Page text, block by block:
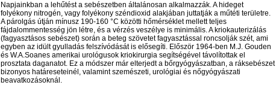
Napjainkban a lehűtést a sebészetben általánosan alkalmazzák. A hideget
folyékony nitrogén, vagy folyékony széndioxid alakjában juttatják a műtéti területre.
A párolgás útján mínusz 190-160 °C közötti hőmérséklet mellett teljes
fájdalommentesség jön létre, és a vérzés veszélye is minimális. A kriokauterizálás
(fagyasztásos sebészet) során a beteg szövetet fagyasztással roncsolják szét, ami
egyben az idült gyulladás felszívódását is elősegíti. Először 1964-ben M.J. Gouden
és W.A.Soanes amerikai urológusok kriokirurgia segítségével távolítottak el
prosztata daganatot. Ez a módszer már elterjedt a bőrgyógyászatban, a ráksebészet
bizonyos határeseteinél, valamint szemészeti, urológiai és nőgyógyászati
beavatkozásoknál.